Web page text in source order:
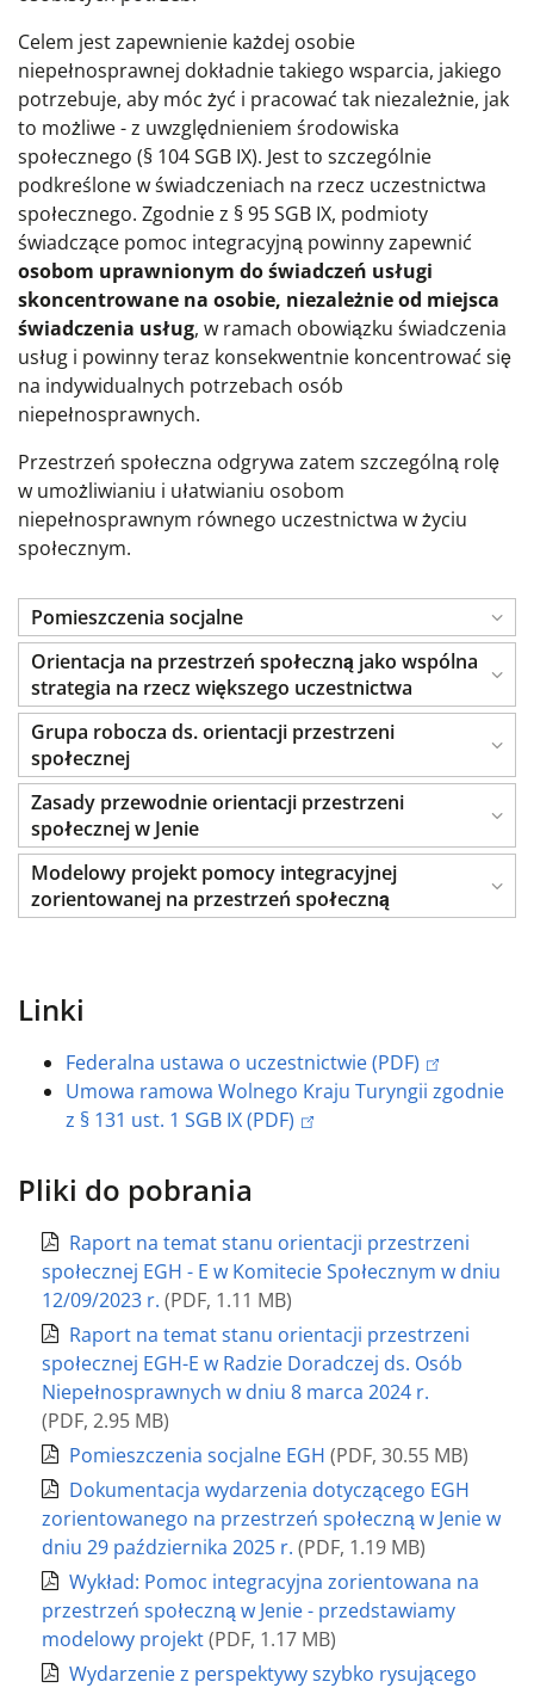
Celem jest zapewnienie każdej osobie
niepełnosprawnej dokładnie takiego wsparcia, jakiego
potrzebuje, aby móc żyć i pracować tak niezależnie, jak
to możliwe - z uwzględnieniem środowiska
społecznego (§ 104 SGB IX). Jest to szczególnie
podkreślone w świadczeniach na rzecz uczestnictwa
społecznego. Zgodnie z § 95 SGB IX, podmioty
świadczące pomoc integracyjną powinny zapewnić
osobom uprawnionym do świadczeń usługi
skoncentrowane na osobie, niezależnie od miejsca
świadczenia usług, w ramach obowiązku świadczenia
usług i powinny teraz konsekwentnie koncentrować się
na indywidualnych potrzebach osób
niepełnosprawnych.
Przestrzeń społeczna odgrywa zatem szczególną rolę
w umożliwianiu i ułatwianiu osobom
niepełnosprawnym równego uczestnictwa w życiu
społecznym.
Pomieszczenia socjalne
Orientacja na przestrzeń społeczną jako wspólna
strategia na rzecz większego uczestnictwa
Grupa robocza ds. orientacji przestrzeni
społecznej
Zasady przewodnie orientacji przestrzeni
społecznej w Jenie
Modelowy projekt pomocy integracyjnej
zorientowanej na przestrzeń społeczną
Linki
Federalna ustawa o uczestnictwie (PDF)
Umowa ramowa Wolnego Kraju Turyngii zgodnie
z § 131 ust. 1 SGB IX (PDF)
Pliki do pobrania
Raport na temat stanu orientacji przestrzeni
społecznej EGH - E w Komitecie Społecznym w dniu
12/09/2023 r. (PDF, 1.11 MB)
Raport na temat stanu orientacji przestrzeni
społecznej EGH-E w Radzie Doradczej ds. Osób
Niepełnosprawnych w dniu 8 marca 2024 r.
(PDF, 2.95 MB)
Pomieszczenia socjalne EGH (PDF, 30.55 MB)
Dokumentacja wydarzenia dotyczącego EGH
zorientowanego na przestrzeń społeczną w Jenie w
dniu 29 października 2025 r. (PDF, 1.19 MB)
Wykład: Pomoc integracyjna zorientowana na
przestrzeń społeczną w Jenie - przedstawiamy
modelowy projekt(PDF, 1.17 MB)
Wydarzenie z perspektywy szybko rysującego